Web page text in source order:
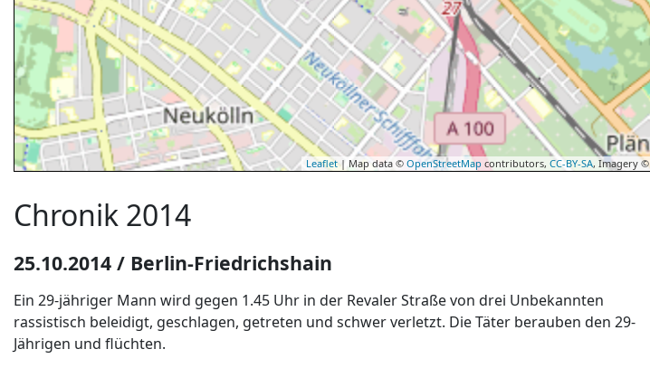
Leaflet| Map data © OpenStreetMap contributors, CC-BY-SA, Imagery ©
Chronik 2014
25.10.2014 / Berlin-Friedrichshain
Ein 29-jähriger Mann wird gegen 1.45 Uhr in der Revaler Straße von drei Unbekannten
rassistisch beleidigt, geschlagen, getreten und schwer verletzt. Die Täter berauben den 29-
Jährigen und flüchten.